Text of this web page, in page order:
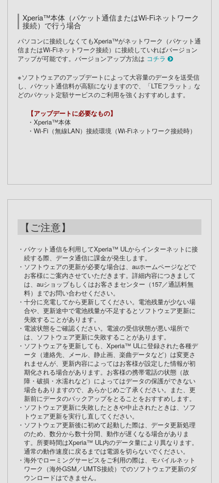
Xperia™本体（パケット通信またはWi-Fiネットワーク
接続）で行う場合
パソコンに接続しなくてもXperia™がネットワーク（パケット通
信またはWi-Fiネットワーク接続）に接続していればバージョン
アップが可能です。バージョンアップ方法は コチラ
※ソフトウェアのアップデートによって大容量のデータを送受信
し、パケット通信料が高額になりますので、「LTEフラット」な
どのパケット定額サービスのご利用を強くおすすめします。
【アップデートに必要なもの】
・Xperia™本体
・Wi-Fi（無線LAN）接続環境（Wi-Fiネットワーク接続時）
【ご注意】
・パケット通信を利用してXperia™ ULからインターネットに接
続する際、データ通信に課金が発生します。
・ソフトウェアの更新が必要な場合は、auホームページなどで
お客様にご案内させていただきます。詳細内容につきまして
は、auショップもしくはお客さまセンター（157／通話料無
料）までお問い合わせください。
・十分に充電してから更新してください。電池残量が少ない場
合や、更新途中で電池残量が不足するとソフトウェア更新に
失敗することがあります。
・電波状態をご確認ください。電波の受信状態が悪い場所で
は、ソフトウェア更新に失敗することがあります。
・ソフトウェアを更新しても、Xperia™ ULに登録された各種デ
ータ（連絡先、メール、静止画、楽曲データなど）は変更さ
れませんが、更新内容によってはお客様が設定した情報が初
期化される場合があります。お客様の携帯電話の状態（故
障・破損・水濡れなど）によってはデータの保護ができない
場合もありますので、あらかじめご了承ください。また、更
新前にデータのバックアップをとることをおすすめします。
・ソフトウェア更新に失敗したときや中止されたときは、ソフ
トウェア更新を実行し直してください。
・ソフトウェア更新後に初めて起動した際は、データ更新処理
のため、数分から数十分間、動作が遅くなる場合がありま
す。所要時間はXperia™ UL内のデータ量により異なります。
通常の動作速度に戻るまでは電源を切らないでください。
・海外でローミングサービスをご利用の際は、モバイルネット
ワーク（海外GSM／UMTS接続）でのソフトウェア更新のダ
ウンロードはできません。